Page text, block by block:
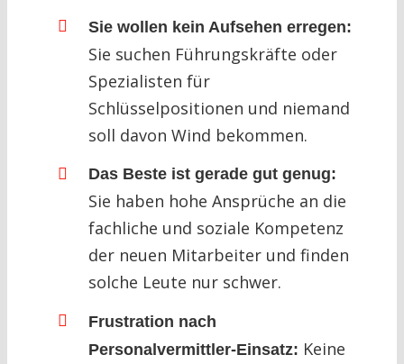
Sie wollen kein Aufsehen erregen:
Sie suchen Führungskräfte oder
Spezialisten für
Schlüsselpositionen und niemand
soll davon Wind bekommen.
Das Beste ist gerade gut genug:
Sie haben hohe Ansprüche an die
fachliche und soziale Kompetenz
der neuen Mitarbeiter und finden
solche Leute nur schwer.
Frustration nach
Personalvermittler-Einsatz: Keine